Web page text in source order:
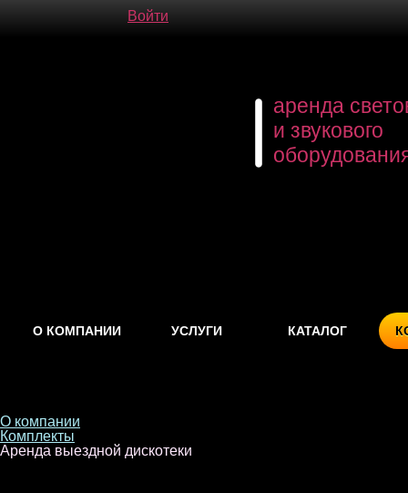
Войти
аренда
и звукового
О КОМПАНИИ УСЛУГИ КАТАЛОГ
О компании
Комплекты
Аренда выездной дискотеки